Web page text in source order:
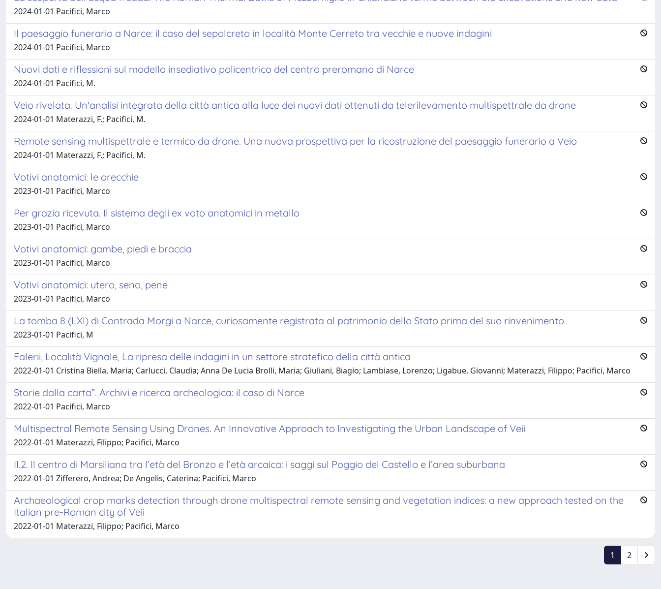
2024-01-01 Pacifici, Marco
Il paesaggio funerario a Narce: il caso del sepolcreto in località Monte Cerreto tra vecchie e nuove indagini
2024-01-01 Pacifici, Marco
Nuovi dati e riflessioni sul modello insediativo policentrico del centro preromano di Narce
2024-01-01 Pacifici, M.
Veio rivelata. Un'analisi integrata della città antica alla luce dei nuovi dati ottenuti da telerilevamento multispettrale da drone
2024-01-01 Materazzi, F.; Pacifici, M.
Remote sensing multispettrale e termico da drone. Una nuova prospettiva per la ricostruzione del paesaggio funerario a Veio
2024-01-01 Materazzi, F.; Pacifici, M.
Votivi anatomici: le orecchie
2023-01-01 Pacifici, Marco
Per grazia ricevuta. Il sistema degli ex voto anatomici in metallo
2023-01-01 Pacifici, Marco
Votivi anatomici: gambe, piedi e braccia
2023-01-01 Pacifici, Marco
Votivi anatomici: utero, seno, pene
2023-01-01 Pacifici, Marco
La tomba 8 (LXI) di Contrada Morgi a Narce, curiosamente registrata al patrimonio dello Stato prima del suo rinvenimento
2023-01-01 Pacifici, M
Falerii, Località Vignale, La ripresa delle indagini in un settore stratefico della città antica
2022-01-01 Cristina Biella, Maria; Carlucci, Claudia; Anna De Lucia Brolli, Maria; Giuliani, Biagio; Lambiase, Lorenzo; Ligabue, Giovanni; Materazzi, Filippo; Pacifici, Marco
Storie dalla carta”. Archivi e ricerca archeologica: il caso di Narce
2022-01-01 Pacifici, Marco
Multispectral Remote Sensing Using Drones. An Innovative Approach to Investigating the Urban Landscape of Veii
2022-01-01 Materazzi, Filippo; Pacifici, Marco
II.2. Il centro di Marsiliana tra l’età del Bronzo e l’età arcaica: i saggi sul Poggio del Castello e l’area suburbana
2022-01-01 Zifferero, Andrea; De Angelis, Caterina; Pacifici, Marco
Archaeological crop marks detection through drone multispectral remote sensing and vegetation indices: a new approach tested on the
Italian pre-Roman city of Veii
2022-01-01 Materazzi, Filippo; Pacifici, Marco
1 2